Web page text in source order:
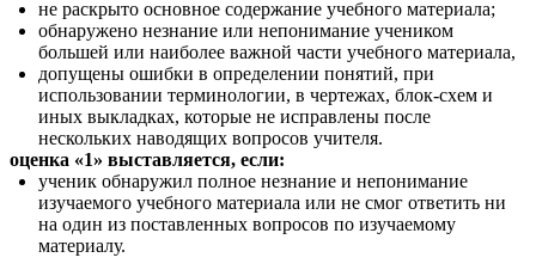
не раскрыто основное содержание учебного материала;
обнаружено незнание или непонимание учеником
большей или наиболее важной части учебного материала,
допущены ошибки в определении понятий, при
использовании терминологии, в чертежах, блок-схем и
иных выкладках, которые не исправлены после
нескольких наводящих вопросов учителя.
оценка «1» выставляется, если:
ученик обнаружил полное незнание и непонимание
изучаемого учебного материала или не смог ответить ни
на один из поставленных вопросов по изучаемому
материалу.